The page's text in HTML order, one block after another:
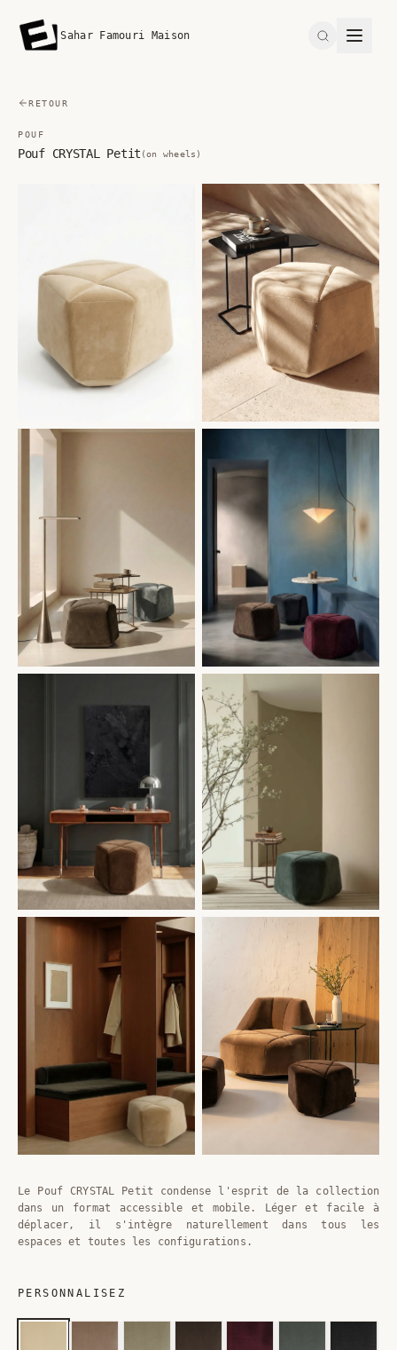
Sahar Famouri Maison
Search
RETOUR
POUF
Pouf CRYSTAL Petit (on wheels)
Le Pouf CRYSTAL Petit condense l'esprit de la collection
dans un format accessible et mobile. Léger et facile à
déplacer, il s'intègre naturellement dans tous les
espaces et toutes les configurations.
PERSONNALISEZ